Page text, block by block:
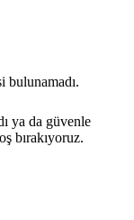
bulunamadı.
ya da güvenle
bırakıyoruz.